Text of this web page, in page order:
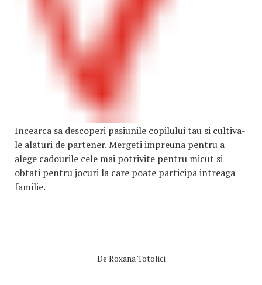
Incearca sa descoperi pasiunile copilului tau si cultiva-
le alaturi de partener. Mergeti impreuna pentru a
alege cadourile cele mai potrivite pentru micut si
obtati pentru jocuri la care poate participa intreaga
familie.
De Roxana Totolici